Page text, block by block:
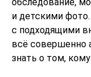
и детскими
с подходящими
всё совершенно
знать о том,